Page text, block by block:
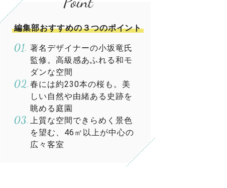
編集部おすすめの３つのポイント
著名デザイナーの小坂竜氏
監修。高級感あふれる和モ
ダンな空間
春には約230本の桜も。美
しい自然や由緒ある史跡を
眺める庭園
上質な空間できらめく景色
を望む、46㎡以上が中心の
広々客室